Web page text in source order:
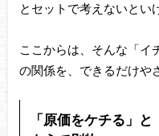
とセットで考えないとい
ここからは、そんな「イ
の関係を、できるだけや
「原価をケチる」